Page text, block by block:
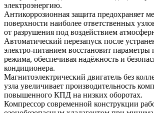
электроэнергию.
Антикоррозионная защита предохраняет
поверхности наиболее ответственных
от разрушения под воздействием
Автоматический перезапуск после
электро-питанием восстановит параметры
режима, обеспечивая надёжность и
кондиционера.
Магнитоэлектрический двигатель без
узла увеличивает производительность
повышенного КПД на низких оборотах.
Компрессор современной конструкции